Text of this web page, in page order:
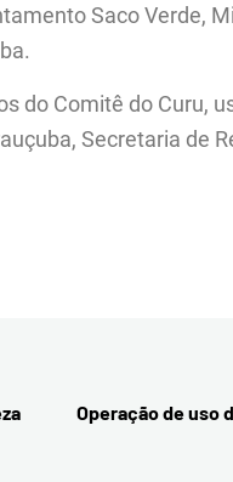
Saco Verde,
do Comitê do Curu,
Secretaria de
Operação de uso